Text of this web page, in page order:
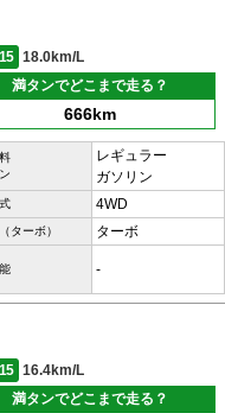
18.0km/L
満タンでどこまで走る？
666km
レギュラー
ガソリン
4WD
ターボ） ターボ
-
16.4km/L
満タンでどこまで走る？